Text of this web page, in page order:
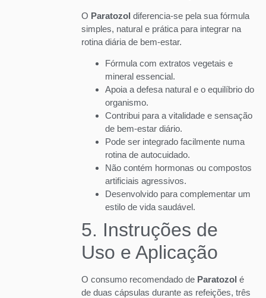
O Paratozol diferencia-se pela sua fórmula
simples, natural e prática para integrar na
rotina diária de bem-estar.
Fórmula com extratos vegetais e
mineral essencial.
Apoia a defesa natural e o equilíbrio do
organismo.
Contribui para a vitalidade e sensação
de bem-estar diário.
Pode ser integrado facilmente numa
rotina de autocuidado.
Não contém hormonas ou compostos
artificiais agressivos.
Desenvolvido para complementar um
estilo de vida saudável.
5. Instruções de
Uso e Aplicação
O consumo recomendado de Paratozol é
de duas cápsulas durante as refeições, três